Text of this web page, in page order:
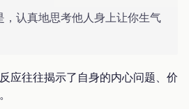
，认真地思考他人身上让你生气
应往往揭示了自身的内心问题、价